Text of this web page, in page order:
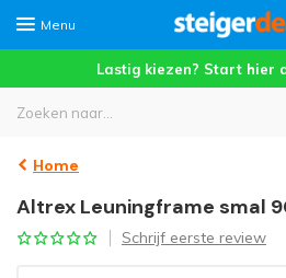
Menu
Lastig kiezen? Start hier
Home
Altrex Leuningframe smal
Schrijf eerste review